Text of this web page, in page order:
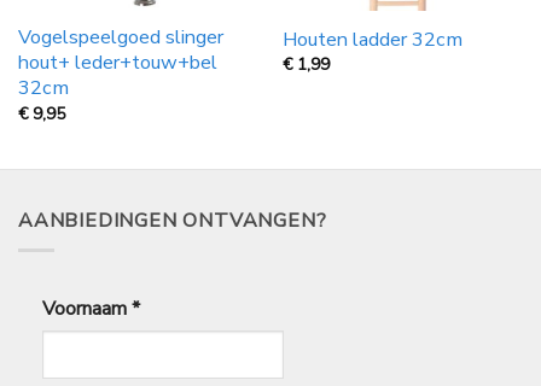
Vogelspeelgoed slinger
hout+ leder+touw+bel
32cm
€9,95
Houten ladder 32cm
€ 1,99
AANBIEDINGEN ONTVANGEN?
Voornaam*